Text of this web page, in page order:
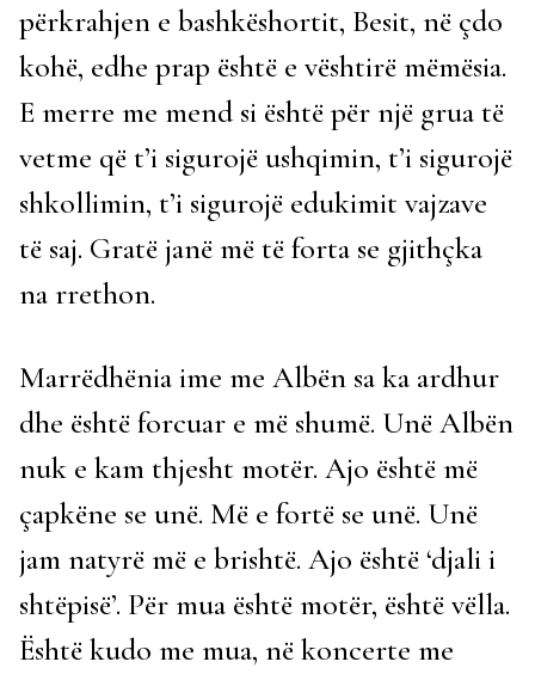
përkrahjen e bashkëshortit, Besit, në çdo
kohë, edhe prap është e vështirë mëmësia.
E merre me mend si është për një grua të
vetme që t’i sigurojë ushqimin, t’i sigurojë
shkollimin, t’i sigurojë edukimit vajzave
të saj. Gratë janë më të forta se gjithçka
na rrethon.
Marrëdhënia ime me Albën sa ka ardhur
dhe është forcuar e më shumë. Unë Albën
nuk e kam thjesht motër. Ajo është më
çapkëne se unë. Më e fortë se unë. Unë
jam natyrë më e brishtë. Ajo është ‘djali i
shtëpisë’. Për mua është motër, është vëlla.
Është kudo me mua, në koncerte me